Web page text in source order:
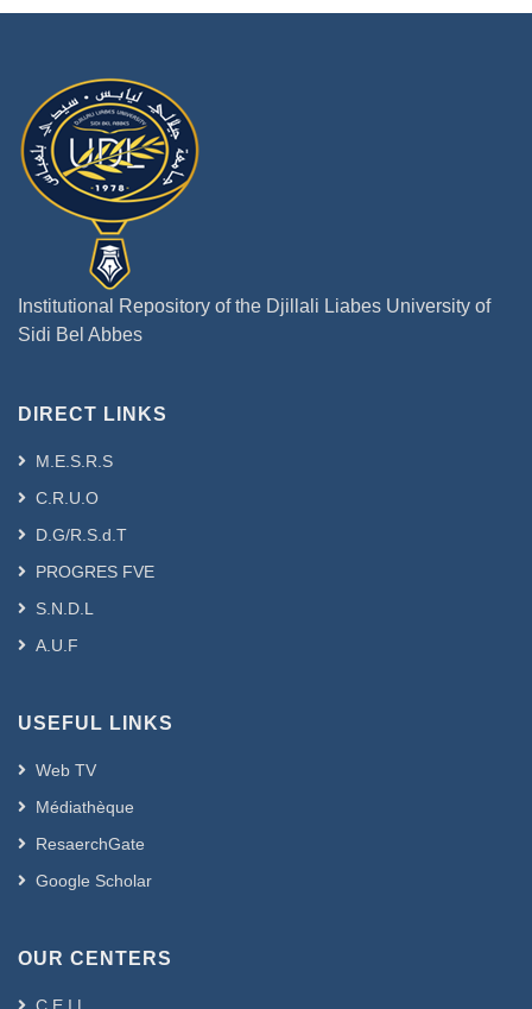
Institutional Repository of the Djillali Liabes University of
Sidi Bel Abbes
DIRECT LINKS
M.E.S.R.S
C.R.U.O
D.G/R.S.d.T
PROGRES FVE
S.N.D.L
A.U.F
USEFUL LINKS
Web TV
Médiathèque
ResaerchGate
Google Scholar
OUR CENTERS